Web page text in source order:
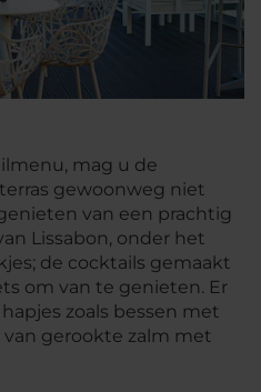
mag u de
gewoonweg niet
van een prachtig
Lissabon, onder het
de cocktails gemaakt
om van te genieten. Er
zoals bessen met
van gerookte zalm met